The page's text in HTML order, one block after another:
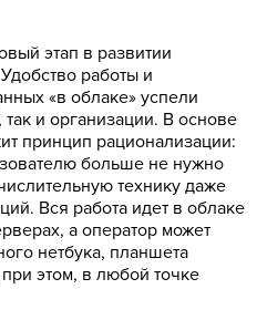
этап в развитии
работы и
«в облаке» успели
и организации. В основе
принцип рационализации:
больше не нужно
технику даже
Вся работа идет в облаке
а оператор может
нетбука, планшета
этом, в любой точке